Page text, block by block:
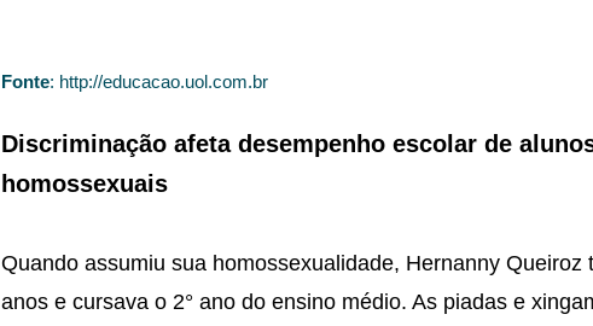
Fonte: http://educacao.uol.com.br
Discriminação afeta desempenho escolar de
homossexuais
Quando assumiu sua homossexualidade, Hernanny Queiroz
anos e cursava o 2° ano do ensino médio. As piadas e